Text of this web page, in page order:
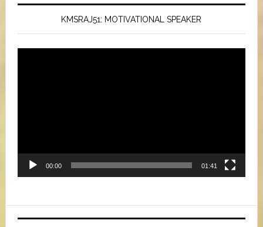
KMSRAJ51: MOTIVATIONAL SPEAKER
00:00 01:41